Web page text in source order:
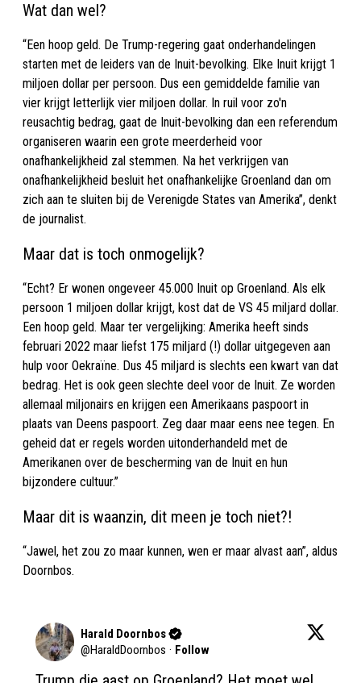
Wat dan wel?
“Een hoop geld. De Trump-regering gaat onderhandelingen
starten met de leiders van de Inuit-bevolking. Elke Inuit krijgt 1
miljoen dollar per persoon. Dus een gemiddelde familie van
vier krijgt letterlijk vier miljoen dollar. In ruil voor zo'n
reusachtig bedrag, gaat de Inuit-bevolking dan een referendum
organiseren waarin een grote meerderheid voor
onafhankelijkheid zal stemmen. Na het verkrijgen van
onafhankelijkheid besluit het onafhankelijke Groenland dan om
zich aan te sluiten bij de Verenigde States van Amerika”, denkt
de journalist.
Maar dat is toch onmogelijk?
“Echt? Er wonen ongeveer 45.000 Inuit op Groenland. Als elk
persoon 1 miljoen dollar krijgt, kost dat de VS 45 miljard dollar.
Een hoop geld. Maar ter vergelijking: Amerika heeft sinds
februari 2022 maar liefst 175 miljard (!) dollar uitgegeven aan
hulp voor Oekraïne. Dus 45 miljard is slechts een kwart van dat
bedrag. Het is ook geen slechte deel voor de Inuit. Ze worden
allemaal miljonairs en krijgen een Amerikaans paspoort in
plaats van Deens paspoort. Zeg daar maar eens nee tegen. En
geheid dat er regels worden uitonderhandeld met de
Amerikanen over de bescherming van de Inuit en hun
bijzondere cultuur.”
Maar dit is waanzin, dit meen je toch niet?!
“Jawel, het zou zo maar kunnen, wen er maar alvast aan”, aldus
Doornbos.
Harald Doornbos
@HaraldDoornbos · Follow